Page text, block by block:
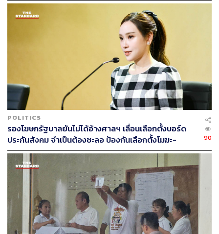
ประกาศตัวเป็นเชื้อสายไทยรักไทย สานต่อพัฒนานโยบาย
นายจาตุรนต์กล่าวต่อว่า เรื่องสำคัญคือ ถ้าเป็นรัฐบาลฝ่าย
ประชาธิปไตย จะมีนโยบายเศรษฐกิจได้อย่างไร จะแก้ปัญหา
เศรษฐกิจได้อย่างไร ทษช. ในฐานะที่เป็นส่วนหนึ่งของ
พรรคการเมืองฝ่ายประชาธิปไตย มีความมั่นใจว่าจะทำ
นโยบายที่ดีและนำนโยบายไปสู่การปฏิบัติได้ เพราะพรรคมี
บุคลากรรุ่นใหม่ มีคนมีวิสัยทัศน์ที่หลากหลายเข้ามาช่วยคิด
นโยบายที่ก้าวไปถึงคนรุ่นใหม่ นักธุรกิจ เศรษฐกิจแบบใหม่
ธุรกิจแบบใหม่ และการใช้เทคโนโลยีเพื่อไม่ให้ประเทศไทย
ตกขบวน
POLITICS
รองโฆษกรัฐบาลยันไม่ได้อ้างศาลฯ เลื่อนเลือกตั้งบอร์ด
ประกันสังคม จำเป็นต้องชะลอ ป้องกันเลือกตั้งโมฆะ-
ปกป้องสิทธิผู้ประกันตน
90